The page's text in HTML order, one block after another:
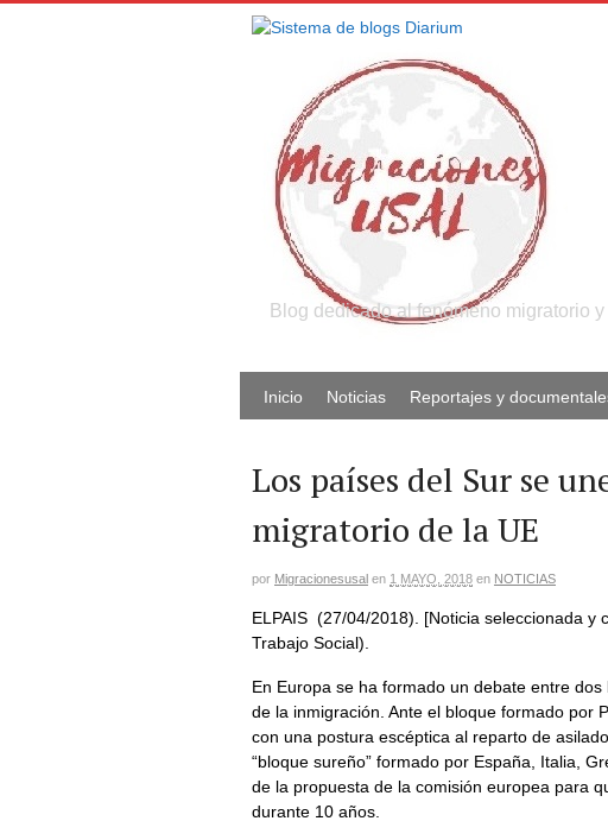
Blog dedicado al fenómeno migratorio
Inicio Noticias Reportajes y
Los países del Sur se
migratorio de la UE
por Migracionesusal en 1 MAYO, 2018 en NOTICIAS
ELPAIS (27/04/2018). [Noticia seleccionada y
Trabajo Social).
En Europa se ha formado un debate entre
de la inmigración. Ante el bloque formado por
con una postura escéptica al reparto de
“bloque sureño” formado por España, Italia,
de la propuesta de la comisión europea para
durante 10 años.